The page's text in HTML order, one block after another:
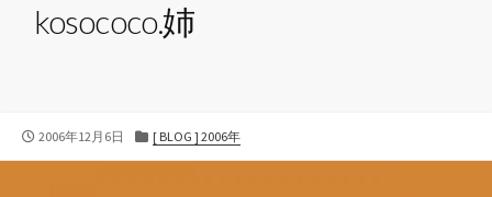
kosococo.姉
公
2006年12月6日
カ
[ BLOG ] 2006年